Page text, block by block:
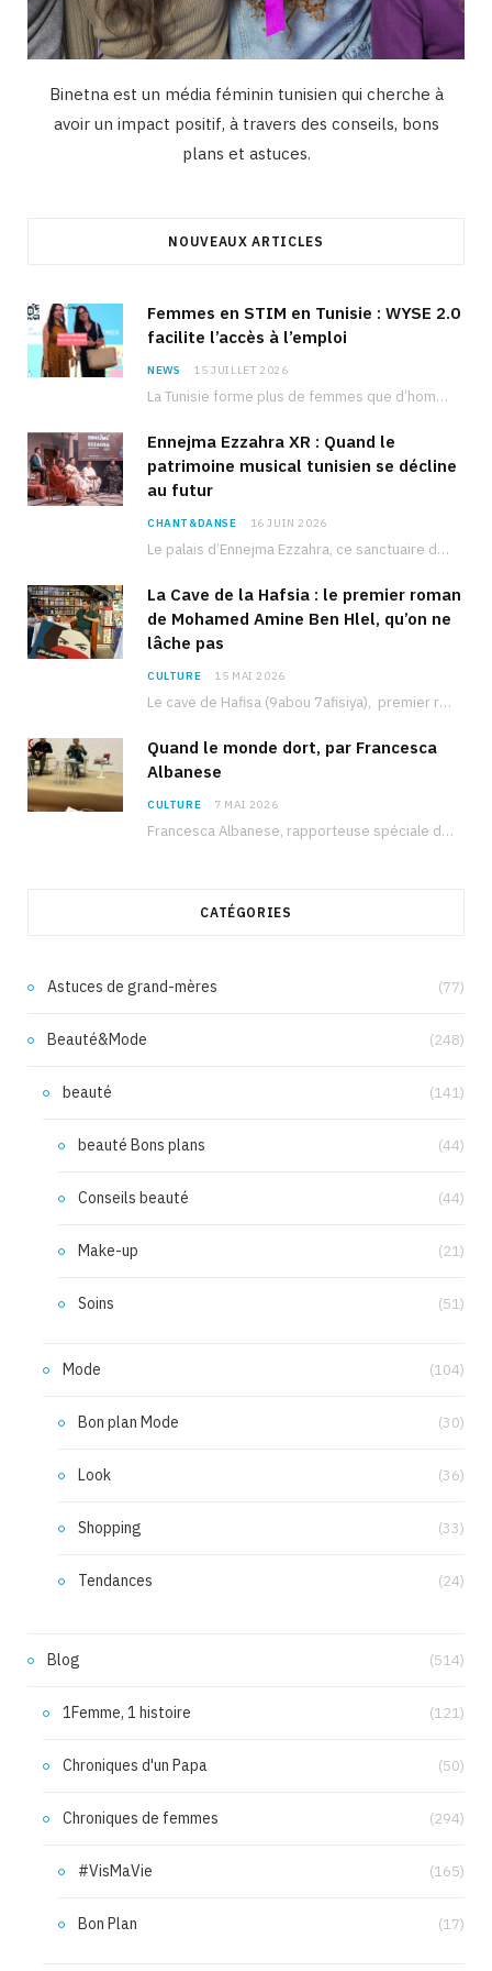
Binetna est un média féminin tunisien qui cherche à
avoir un impact positif, à travers des conseils, bons
plans et astuces.
NOUVEAUX ARTICLES
Femmes en STIM en Tunisie : WYSE 2.0
facilite l’accès à l’emploi
NEWS 15 JUILLET 2026
La Tunisie forme plus de femmes que d’hommes dans les filières scientifiques. Pourtant, pour beaucoup…
Ennejma Ezzahra XR : Quand le
patrimoine musical tunisien se décline
au futur
CHANT&DANSE 16 JUIN 2026
Le palais d’Ennejma Ezzahra, ce sanctuaire de la musique tunisienne et méditerranéenne construit par le…
La Cave de la Hafsia : le premier roman
de Mohamed Amine Ben Hlel, qu’on ne
lâche pas
CULTURE 15 MAI 2026
Le cave de Hafisa (9abou 7afisiya), premier roman du journaliste tunisien Mohamed Amine Ben Hlel,…
Quand le monde dort, par Francesca
Albanese
CULTURE 7 MAI 2026
Francesca Albanese, rapporteuse spéciale de l’ONU sur les territoires palestiniens occupés, était à Tunis pour…
CATÉGORIES
Astuces de grand-mères (77)
Beauté&Mode (248)
beauté (141)
beauté Bons plans (44)
Conseils beauté (44)
Make-up (21)
Soins (51)
Mode (104)
Bon plan Mode (30)
Look (36)
Shopping (33)
Tendances (24)
Blog (514)
1Femme, 1 histoire (121)
Chroniques d'un Papa (50)
Chroniques de femmes (294)
#VisMaVie (165)
Bon Plan (17)